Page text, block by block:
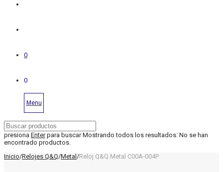
0
0
Menu
presiona Enterpara buscar Mostrando todos los resultados: No se han
encontrado productos.
Inicio/Relojes Q&Q/Metal /Reloj Q&Q Metal C00A-004P